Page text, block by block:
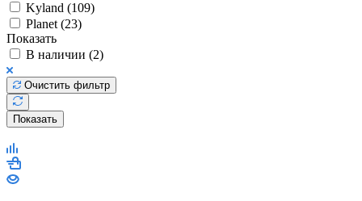
Kyland (109)
Planet (23)
Показать
В наличии (2)
Очистить фильтр
Показать